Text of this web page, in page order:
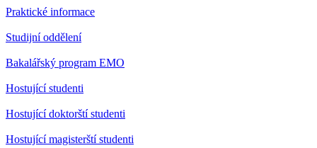
Praktické informace
Studijní oddělení
Bakalářský program EMO
Hostující studenti
Hostující doktorští studenti
Hostující magisterští studenti